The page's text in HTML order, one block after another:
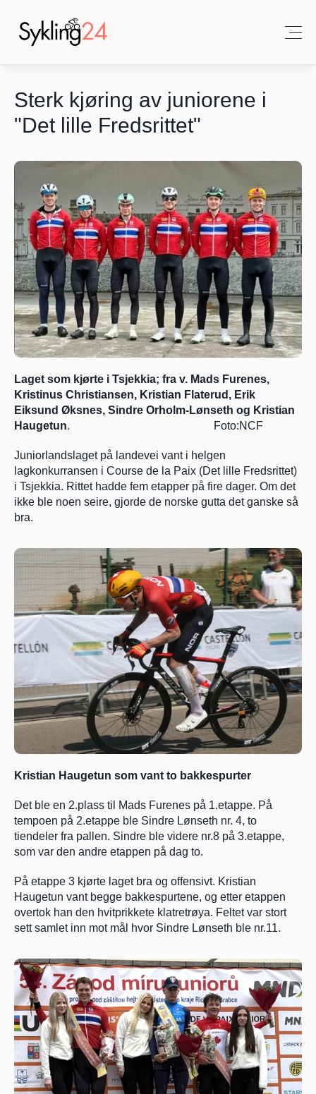
Sterk kjøring av juniorene i
"Det lille Fredsrittet"
Laget som kjørte i Tsjekkia; fra v. Mads Furenes,
Kristinus Christiansen, Kristian Flaterud, Erik
Eiksund Øksnes, Sindre Orholm-Lønseth og Kristian
Haugetun.                                                   Foto:NCF
Juniorlandslaget på landevei vant i helgen
lagkonkurransen i Course de la Paix (Det lille Fredsrittet)
i Tsjekkia. Rittet hadde fem etapper på fire dager. Om det
ikke ble noen seire, gjorde de norske gutta det ganske så
bra.
Kristian Haugetun som vant to bakkespurter
Det ble en 2.plass til Mads Furenes på 1.etappe. På
tempoen på 2.etappe ble Sindre Lønseth nr. 4, to
tiendeler fra pallen. Sindre ble videre nr.8 på 3.etappe,
som var den andre etappen på dag to.
På etappe 3 kjørte laget bra og offensivt. Kristian
Haugetun vant begge bakkespurtene, og etter etappen
overtok han den hvitprikkete klatretrøya. Feltet var stort
sett samlet inn mot mål hvor Sindre Lønseth ble nr.11.